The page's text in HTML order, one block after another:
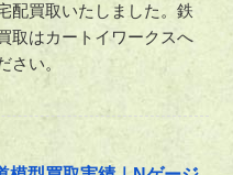
配買取いたしました。鉄
取はカートイワークスへ
さい。